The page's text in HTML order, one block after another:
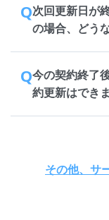
Q次回更新日が
の場合、どう
Q今の契約終了
約更新はでき
その他、サ